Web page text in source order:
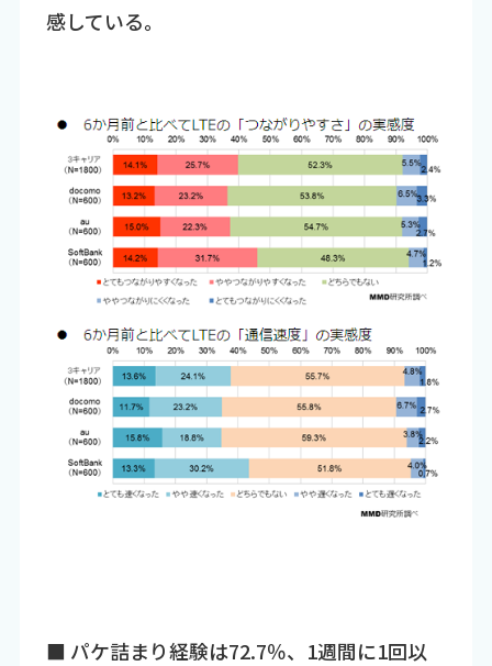
感している。
■ パケ詰まり経験は72.7％、1週間に1回以